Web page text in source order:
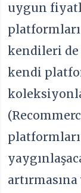
uygun
kendileri de
kendi